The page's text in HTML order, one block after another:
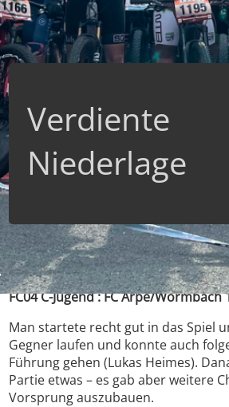
Verdiente
Niederlage
FC04 C-Jugend : FC Arpe/Wormbach
Man startete recht gut in das Spiel
Gegner laufen und konnte auch
Führung gehen (Lukas Heimes).
Partie etwas – es gab aber weitere
Vorsprung auszubauen.